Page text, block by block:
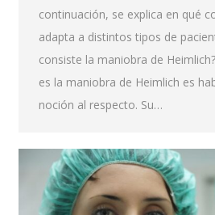
continuación, se explica en qué
adapta a distintos tipos de
consiste la maniobra de
es la maniobra de Heimlich es
noción al respecto. Su…